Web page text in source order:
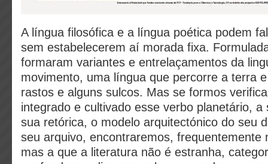
A língua filosófica e a língua poética podem
sem estabelecerem aí morada fixa.
formaram variantes e entrelaçamentos da
movimento, uma língua que percorre a terra
rastos e alguns sulcos. Mas se formos
integrado e cultivado esse verbo planetário,
sua retórica, o modelo arquitectónico do seu
seu arquivo, encontraremos, frequentemente
mas a que a literatura não é estranha,